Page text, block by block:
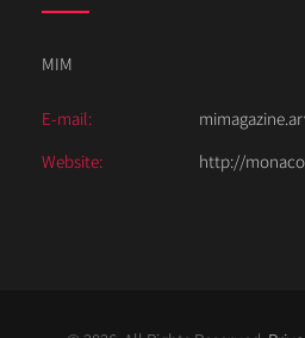
MIM
E-mail:
Website:
http://